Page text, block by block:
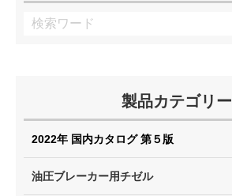
製品カテゴリー
2022年 国内カタログ 第５版
油圧ブレーカー用チゼル